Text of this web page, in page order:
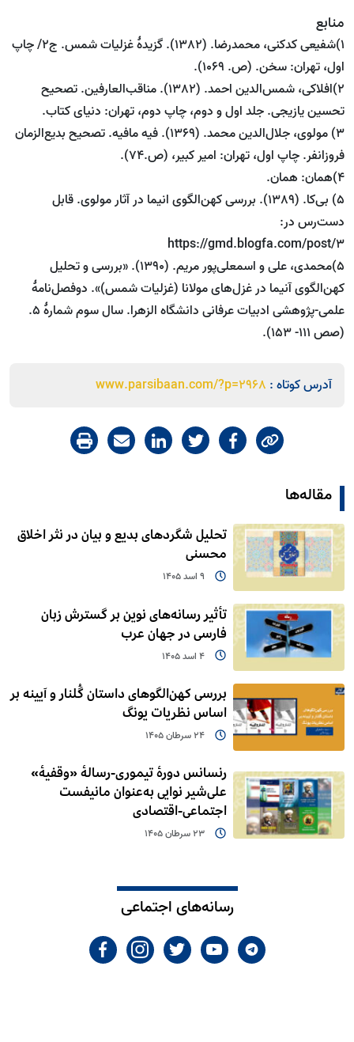
منابع
1)شفیعی کدکنی، محمدرضا. (1382).‌ گزیدۀ غزلیات شمس. ج2/ چاپ
اول، تهران: سخن. (ص. 1069).
2)افلاکی، شمس‌الدین احمد. (1382). مناقب‌العارفین. تصحیح
تحسین یازیجی. جلد اول و دوم، چاپ دوم، تهران: دنیای کتاب.
3) مولوی، جلال‌الدین محمد. (1369). فیه مافیه. تصحیح بدیع‌الزمان
فروزانفر. چاپ اول، تهران: امیر کبیر، (ص.۷۴).
4)همان: همان.
5) بی‌کا. (1389). بررسی کهن‌الگوی انیما در آثار مولوی. قابل
دست‌رس در:
https://gmd.blogfa.com/pos‌t/3
5)محمدی، علی و اسمعلی‌پور مریم. (1390). «بررسی و تحلیل
کهن‌الگوی آنیما در غزل‌های مولانا (غزلیات شمس)». دوفصل‌نامۀ
علمی-پژوهشی ادبیات عرفانی دانشگاه الزهرا. سال سوم شمارۀ 5.
(صص 111- 153).
آدرس کوتاه : www.parsibaan.com/?p=2968
مقاله‌ها
تحلیل شگردهای بدیع و بیان در نثر اخلاق
محسنی
9 اسد 1405
تأثیر رسانه‌های نوین بر گسترش زبان
فارسی در جهان عرب
4 اسد 1405
بررسی کهن‌الگوهای داستان گُلنار و آیینه بر
اساس نظریات یونگ
24 سرطان 1405
رنسانس دورۀ تیموری-رسالۀ «وقفیۀ»
علی‌شیر نوایی به‌عنوان مانیفست
اجتماعی-اقتصادی
23 سرطان 1405
رسانه‌های اجتماعی